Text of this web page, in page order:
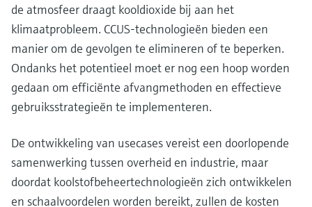
de atmosfeer draagt kooldioxide bij aan het
klimaatprobleem. CCUS-technologieën bieden een
manier om de gevolgen te elimineren of te beperken.
Ondanks het potentieel moet er nog een hoop worden
gedaan om efficiënte afvangmethoden en effectieve
gebruiksstrategieën te implementeren.
De ontwikkeling van usecases vereist een doorlopende
samenwerking tussen overheid en industrie, maar
doordat koolstofbeheertechnologieën zich ontwikkelen
en schaalvoordelen worden bereikt, zullen de kosten